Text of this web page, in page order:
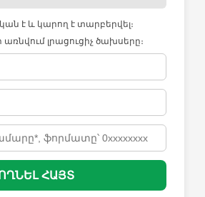
է և կարող է տարբերվել։
լրացուցիչ ծախսերը։
ՀԱՅՏ